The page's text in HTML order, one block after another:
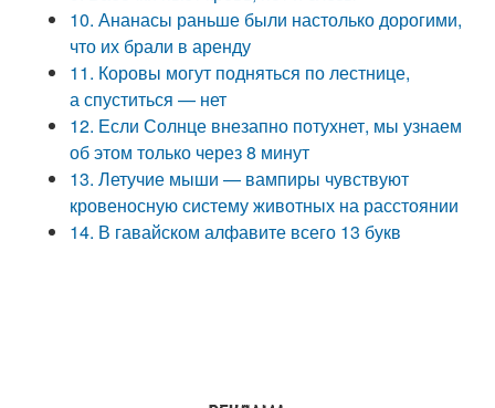
10. Ананасы раньше были настолько дорогими,
что их брали в аренду
11. Коровы могут подняться по лестнице,
а спуститься — нет
12. Если Солнце внезапно потухнет, мы узнаем
об этом только через 8 минут
13. Летучие мыши — вампиры чувствуют
кровеносную систему животных на расстоянии
14. В гавайском алфавите всего 13 букв